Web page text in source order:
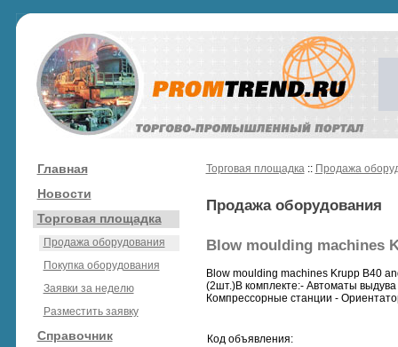
Главная
Новости
Торговая площадка
Продажа оборудования
Покупка оборудования
Заявки за неделю
Разместить заявку
Справочник
Торговая площадка:: Продажа
Продажа оборудования
Blow moulding machines
Blow moulding machines Krupp B40
(2шт.)В комплекте:- Автоматы
Компрессорные станции -
Код объявления: